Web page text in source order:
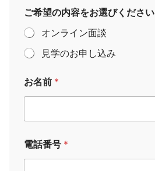
ご希望の内容をお選びください
オンライン面談
見学のお申し込み
お名前 *
電話番号 *